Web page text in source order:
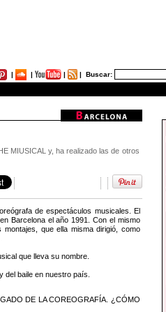
| | | | Buscar:
MIUSICAL y, ha realizado las de otros
de espectáculos musicales. El
Barcelona el año 1991. Con el mismo
que ella misma dirigió, como
que lleva su nombre.
baile en nuestro país.
DE LA COREOGRAFÍA. ¿CÓMO